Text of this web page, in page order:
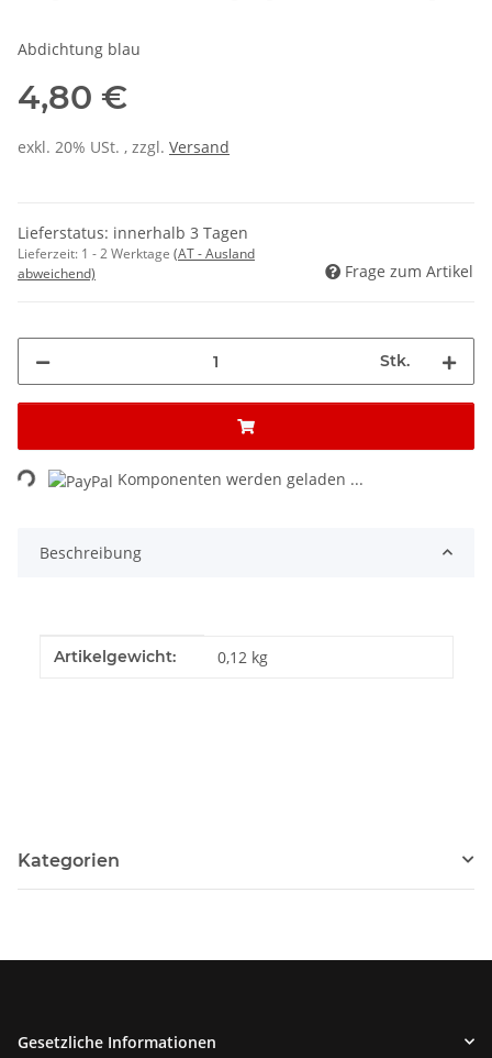
Abdichtung blau
4,80 €
exkl. 20% USt. , zzgl. Versand
Lieferstatus: innerhalb 3 Tagen
Lieferzeit: 1 - 2 Werktage (AT - Ausland
abweichend)
Frage zum Artikel
Stk.
Komponenten werden geladen ...
Beschreibung
Produkteigenschaft
Wert
Artikelgewicht: 0,12 kg
Kategorien
Gesetzliche Informationen